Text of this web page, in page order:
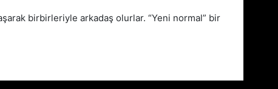
birbirleriyle arkadaş olurlar. “Yeni normal” bir